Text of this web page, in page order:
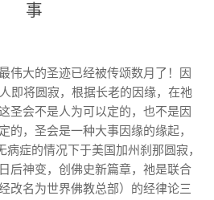
事
伟大的圣迹已经被传颂数月了！因
即将圆寂，根据长老的因缘，在祂
圣会不是人为可以定的，也不是因
的，圣会是一种大事因缘的缘起，
病症的情况下于美国加州刹那圆寂，
后神变，创佛史新篇章，祂是联合
改名为世界佛教总部）的经律论三